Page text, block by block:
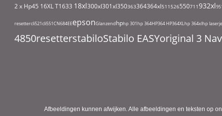
2 x Hp45 16XL T1633 18xl300xl301xl350363364364xl511 526550711932xl
resettercli521cli551CN684EEepsonGlanzendhphp 301hp 364HP364 HP364XLhp 364xlhp
4850resetterstabiloStabilo EASYoriginal 3
Afbeeldingen kunnen afwijken. Alle afbeeldingen en teksten op